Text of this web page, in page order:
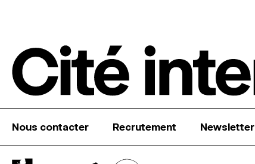
Nous contacter Recrutement Newsletter